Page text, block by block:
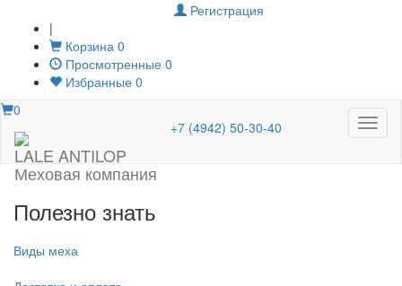
Регистрация
|
Корзина 0
Просмотренные 0
Избранные 0
Меню
0
LALE ANTILOP
Меховая компания
+7 (4942) 50-30-40
Полезно знать
Виды меха